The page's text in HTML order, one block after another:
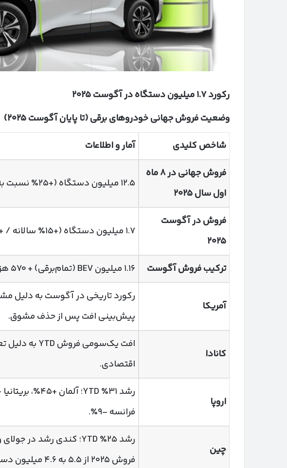
رکورد۱.۷میلیون دستگاه در آگوست۲۰۲۵
وضعیت فروش جهانی خودروهای برقی (تا پایان آگوست۲۰۲۵)
شاخص کلیدی
آمار و اطلاعات
فروش جهانی در۸ماه
اول سال۲۰۲۵
۱۲.۵ میلیون دستگاه (+۲۵٪ نسبت به ۲۰۲۴)
فروش در آگوست
۲۰۲۵
۱.۷ میلیون دستگاه (+۱۵٪ سالانه / +۵٪ ماهانه)
ترکیب فروش آگوست ۱.۱۶ میلیون BEV (تمام‌برقی) + ۵۷۰ هزار PHEV (هیبریدی شارژی)
آمریکا
پیش‌بینی افت پس از حذف مشوق.
کانادا
اقتصادی.
اروپا
فرانسه –۹٪.
چین
فروش ۲۰۲۵ از ۵.۵ به ۴.۶ میلیون دستگاه.